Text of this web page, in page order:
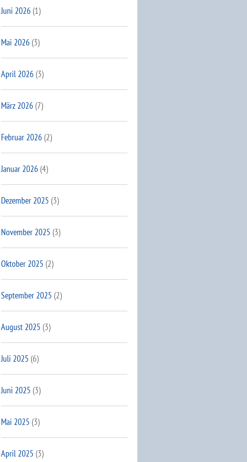
Juni 2026(1)
Mai 2026(3)
April 2026(3)
März 2026(7)
Februar 2026(2)
Januar 2026(4)
Dezember 2025 (3)
November 2025 (3)
Oktober 2025 (2)
September 2025 (2)
August 2025 (3)
Juli 2025 (6)
Juni 2025 (3)
Mai 2025 (3)
April 2025 (3)